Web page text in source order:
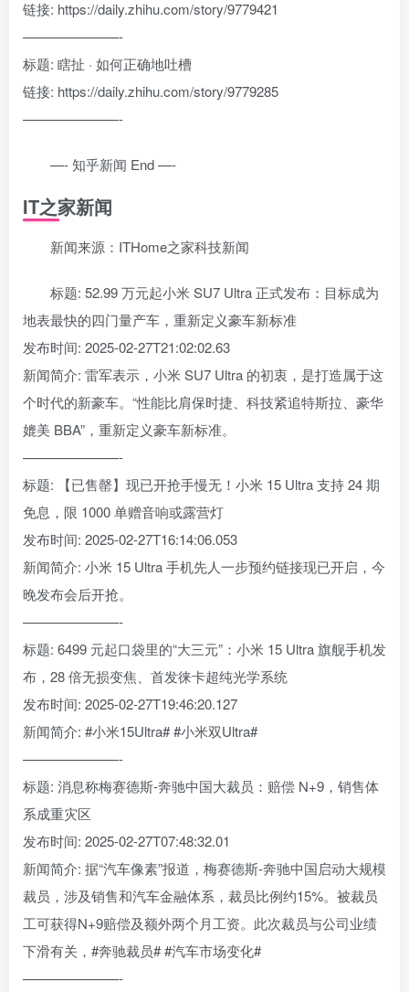
链接: https://daily.zhihu.com/story/9779421
———————-
标题: 瞎扯 · 如何正确地吐槽
链接: https://daily.zhihu.com/story/9779285
———————-
—- 知乎新闻 End —-
IT之家新闻
新闻来源：ITHome之家科技新闻
标题: 52.99 万元起小米 SU7 Ultra 正式发布：目标成为
地表最快的四门量产车，重新定义豪车新标准
发布时间: 2025-02-27T21:02:02.63
新闻简介: 雷军表示，小米 SU7 Ultra 的初衷，是打造属于这
个时代的新豪车。“性能比肩保时捷、科技紧追特斯拉、豪华
媲美 BBA”，重新定义豪车新标准。
———————-
标题: 【已售罄】现已开抢手慢无！小米 15 Ultra 支持 24 期
免息，限 1000 单赠音响或露营灯
发布时间: 2025-02-27T16:14:06.053
新闻简介: 小米 15 Ultra 手机先人一步预约链接现已开启，今
晚发布会后开抢。
———————-
标题: 6499 元起口袋里的“大三元”：小米 15 Ultra 旗舰手机发
布，28 倍无损变焦、首发徕卡超纯光学系统
发布时间: 2025-02-27T19:46:20.127
新闻简介: #小米15Ultra# #小米双Ultra#
———————-
标题: 消息称梅赛德斯-奔驰中国大裁员：赔偿 N+9，销售体
系成重灾区
发布时间: 2025-02-27T07:48:32.01
新闻简介: 据“汽车像素”报道，梅赛德斯-奔驰中国启动大规模
裁员，涉及销售和汽车金融体系，裁员比例约15%。被裁员
工可获得N+9赔偿及额外两个月工资。此次裁员与公司业绩
下滑有关，#奔驰裁员# #汽车市场变化#
———————-